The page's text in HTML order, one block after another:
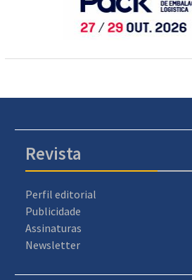
Revista
Perfil editorial
Publicidade
Assinaturas
Newsletter